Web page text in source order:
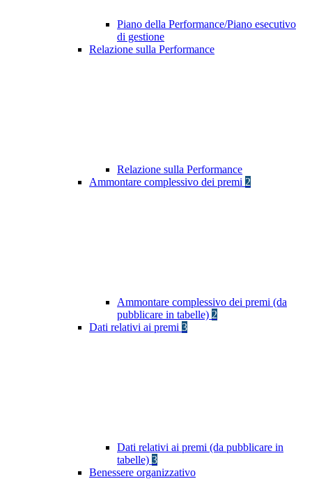
Piano della Performance/Piano esecutivo
di gestione
Relazione sulla Performance
Relazione sulla Performance
Ammontare complessivo dei premi 2
Ammontare complessivo dei premi (da
pubblicare in tabelle) 2
Dati relativi ai premi 3
Dati relativi ai premi (da pubblicare in
tabelle) 3
Benessere organizzativo